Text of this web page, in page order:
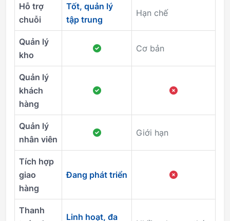
Hỗ trợ
chuỗi
Tốt, quản lý
tập trung
Hạn chế
Quản lý
kho
Cơ bản
Quản lý
khách
hàng
Quản lý
nhân viên
Giới hạn
Tích hợp
giao
hàng
Đang phát triển
Thanh
Linh hoạt, đa